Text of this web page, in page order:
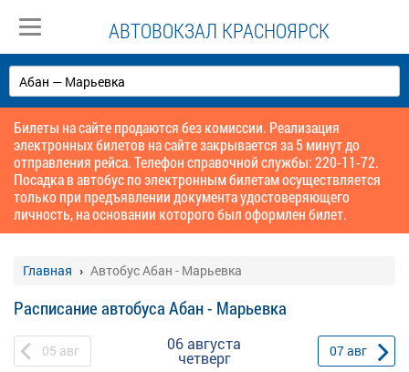
АВТОВОКЗАЛ КРАСНОЯРСК
Билеты на сайте продаются без комиссии. Реализация
электронных билетов на сайте закрывается за 5 минут до
отправления рейса. Телефон справочной службы: 220-11-72.
Посадка в автобус по электронным билетам осуществляется
только при предъявлении документа удостоверяющего
личность, на основании которого был оформлен билет.
Главная Автобус Абан - Марьевка
Расписание автобуса Абан - Марьевка
05 авг 06 августа
четверг 07авг